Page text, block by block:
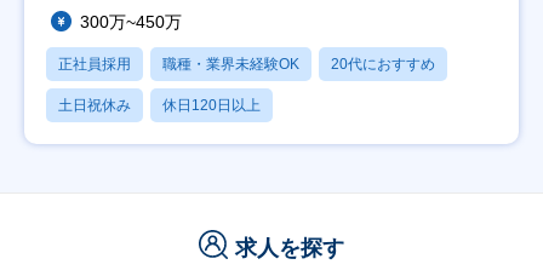
300万~450万
正社員採用 職種・業界未経験OK 20代におすすめ
土日祝休み 休日120日以上
求人を探す